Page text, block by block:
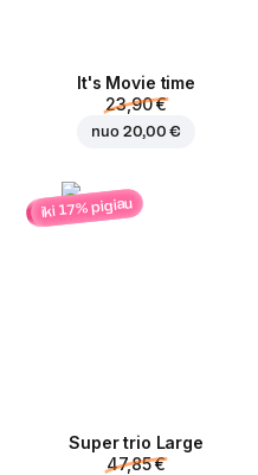
It's Movie time
23,90 €
nuo 20,00 €
iki 17% pigiau
Super trio Large
47,85 €